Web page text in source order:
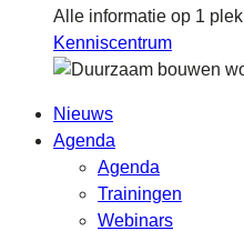
Alle informatie op 1 plek
Kenniscentrum
Nieuws
Agenda
Agenda
Trainingen
Webinars